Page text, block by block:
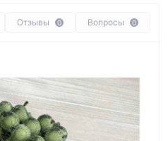
Отзывы 0 Вопросы 0